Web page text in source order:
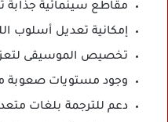
مقاطع سينمائية
إمكانية تعديل أسلوب
تخصيص الموسيقى
وجود مستويات صعوبة
دعم للترجمة بلغات